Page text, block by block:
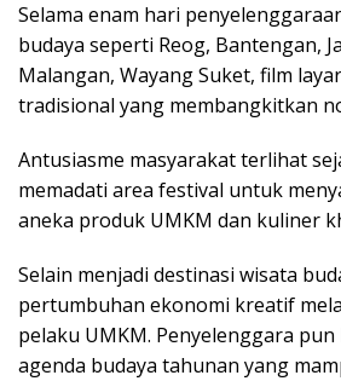
Selama enam hari
budaya seperti Reog, Bantengan,
Malangan, Wayang Suket, film
tradisional yang membangkitkan
Antusiasme masyarakat terlihat
memadati area festival untuk
aneka produk UMKM dan kuliner
Selain menjadi destinasi wisata
pertumbuhan ekonomi kreatif
pelaku UMKM. Penyelenggara
agenda budaya tahunan yang